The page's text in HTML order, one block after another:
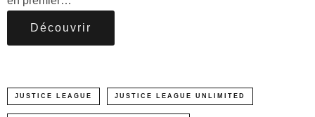
Découvrir
JUSTICE LEAGUE JUSTICE LEAGUE UNLIMITED